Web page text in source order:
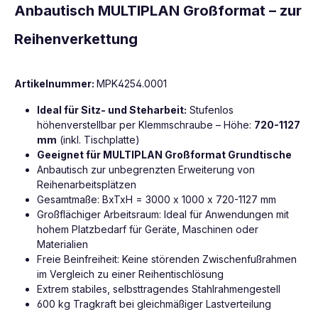
Anbautisch MULTIPLAN Großformat – zur
Reihenverkettung
Artikelnummer: MPK4254.0001
Ideal für Sitz- und Steharbeit: Stufenlos
höhenverstellbar per Klemmschraube – Höhe: 720-1127
mm (inkl. Tischplatte)
Geeignet für MULTIPLAN Großformat Grundtische
Anbautisch zur unbegrenzten Erweiterung von
Reihenarbeitsplätzen
Gesamtmaße: BxTxH = 3000 x 1000 x 720-1127 mm
Großflächiger Arbeitsraum: Ideal für Anwendungen mit
hohem Platzbedarf für Geräte, Maschinen oder
Materialien
Freie Beinfreiheit: Keine störenden Zwischenfußrahmen
im Vergleich zu einer Reihentischlösung
Extrem stabiles, selbsttragendes Stahlrahmengestell
600 kg Tragkraft bei gleichmäßiger Lastverteilung